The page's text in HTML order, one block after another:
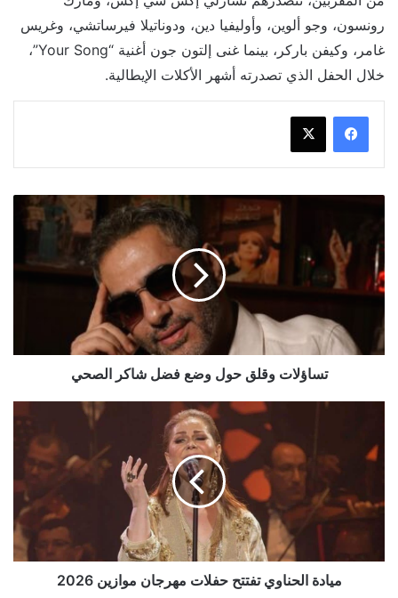
رونسون، وجو ألوين، وأوليفيا دين، ودوناتيلا فيرساتشي، وغريس
غامر، وكيفن باركر، بينما غنى إلتون جون أغنية “Your Song”،
خلال الحفل الذي تصدرته أشهر الأكلات الإيطالية.
حول
وضع
فضل
شاكر
الصحي
تساؤلات وقلق حول وضع فضل شاكر الصحي
تفتتح
حفلات
موازين
2026
ميادة الحناوي تفتتح حفلات مهرجان موازين 2026